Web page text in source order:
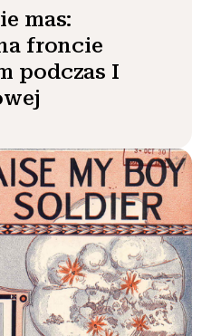
mas:
froncie
podczas I